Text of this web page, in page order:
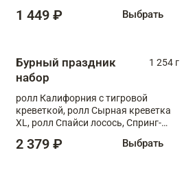
1 449 ₽ Выбрать
Бурный праздник
набор
1 254 г
ролл Калифорния с тигровой
креветкой, ролл Сырная креветка
XL, ролл Спайси лосось, Спринг-
Медовая креветка
2 379 ₽ Выбрать